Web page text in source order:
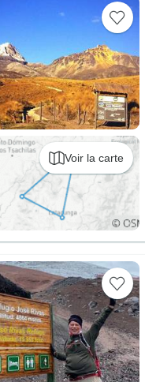
Voir la carte